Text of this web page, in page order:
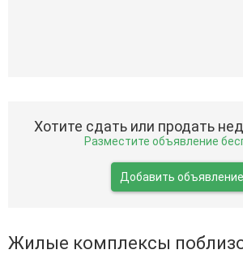
Хотите сдать или продать
Разместите объявление
Добавить объявление
Жилые комплексы